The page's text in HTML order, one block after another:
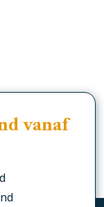
vanaf